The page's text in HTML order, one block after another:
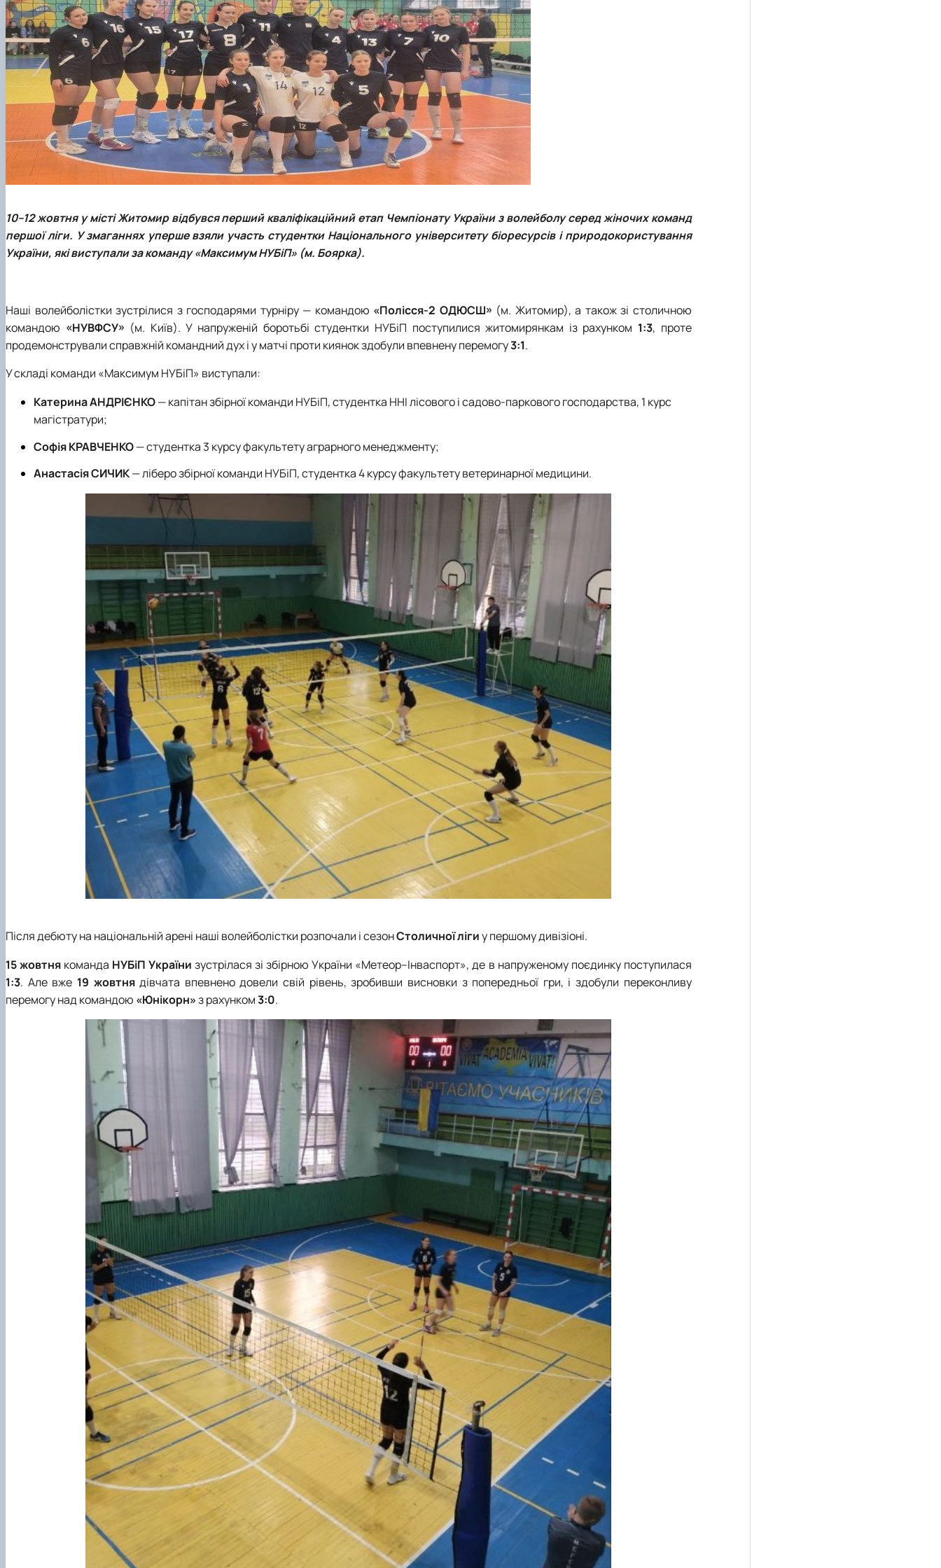
10–12 жовтня у місті Житомир відбувся перший кваліфікаційний етап Чемпіонату України з волейболу серед жіночих команд
першої ліги. У змаганнях уперше взяли участь студентки Національного університету біоресурсів і природокористування
України, які виступали за команду «Максимум НУБіП» (м. Боярка).
Наші волейболістки зустрілися з господарями турніру — командою «Полісся-2 ОДЮСШ» (м. Житомир), а також зі столичною
командою «НУВФСУ» (м. Київ). У напруженій боротьбі студентки НУБіП поступилися житомирянкам із рахунком 1:3, проте
продемонстрували справжній командний дух і у матчі проти киянок здобули впевнену перемогу3:1.
У складі команди «Максимум НУБіП» виступали:
Катерина АНДРІЄНКО— капітан збірної команди НУБіП, студентка ННІ лісового і садово-паркового господарства, 1 курс
магістратури;
Софія КРАВЧЕНКО— студентка 3 курсу факультету аграрного менеджменту;
Анастасія СИЧИК— ліберо збірної команди НУБіП, студентка 4 курсу факультету ветеринарної медицини.
Після дебюту на національній арені наші волейболістки розпочали і сезонСтоличної лігиу першому дивізіоні.
15 жовтня команда НУБіПУкраїни зустрілася зі збірною України «Метеор–Інваспорт», де в напруженому поєдинку поступилася
1:3. Але вже 19 жовтнядівчата впевнено довели свій рівень, зробивши висновки з попередньої гри, і здобули переконливу
перемогу над командою «Юнікорн»з рахунком3:0.